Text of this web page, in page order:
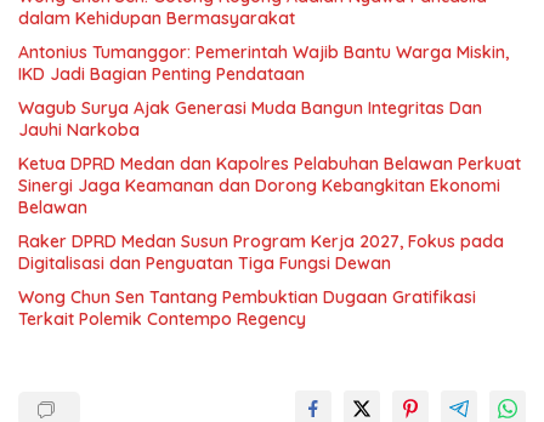
dalam Kehidupan Bermasyarakat
Antonius Tumanggor: Pemerintah Wajib Bantu Warga Miskin,
IKD Jadi Bagian Penting Pendataan
Wagub Surya Ajak Generasi Muda Bangun Integritas Dan
Jauhi Narkoba
Ketua DPRD Medan dan Kapolres Pelabuhan Belawan Perkuat
Sinergi Jaga Keamanan dan Dorong Kebangkitan Ekonomi
Belawan
Raker DPRD Medan Susun Program Kerja 2027, Fokus pada
Digitalisasi dan Penguatan Tiga Fungsi Dewan
Wong Chun Sen Tantang Pembuktian Dugaan Gratifikasi
Terkait Polemik Contempo Regency